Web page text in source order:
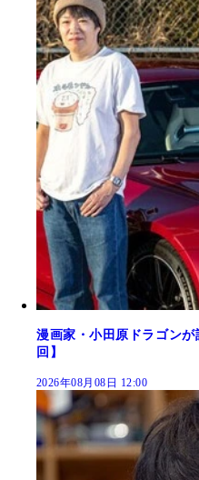
漫画家・小田原ドラゴン
回】
2026年08月08日 12:00